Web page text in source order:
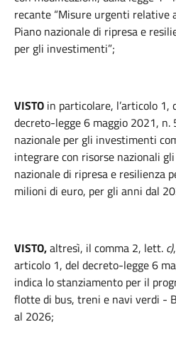
recante “Misure urgenti relative
Piano nazionale di ripresa e
per gli investimenti”;
VISTO in particolare, l’articolo 1,
decreto-legge 6 maggio 2021, n.
nazionale per gli investimenti
integrare con risorse nazionali
nazionale di ripresa e resilienza
milioni di euro, per gli anni dal
VISTO,altresì, il comma 2, lett. c)
articolo 1, del decreto-legge 6
indica lo stanziamento per il
flotte di bus, treni e navi verdi -
al 2026;